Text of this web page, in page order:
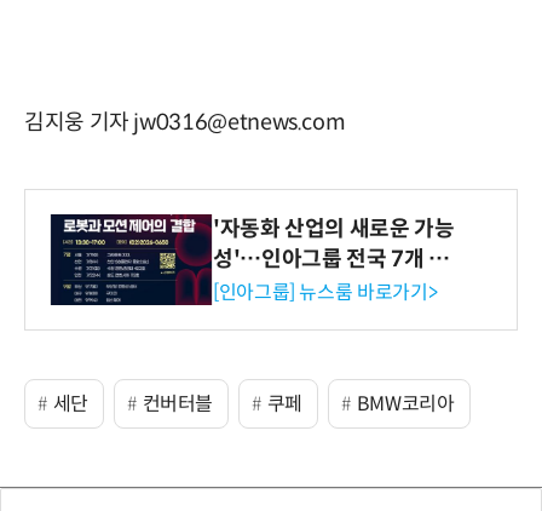
김지웅 기자 jw0316@etnews.com
'자동화 산업의 새로운 가능
성'…인아그룹 전국 7개 도
시 세미나 페어 개최
[인아그룹] 뉴스룸 바로가기>
세단 컨버터블 쿠페 BMW코리아